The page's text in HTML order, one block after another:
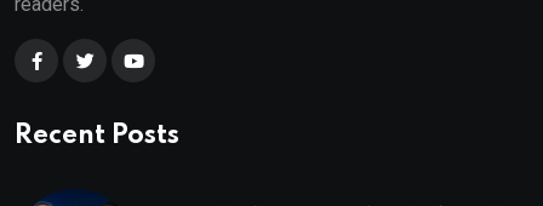
readers.
Recent Posts